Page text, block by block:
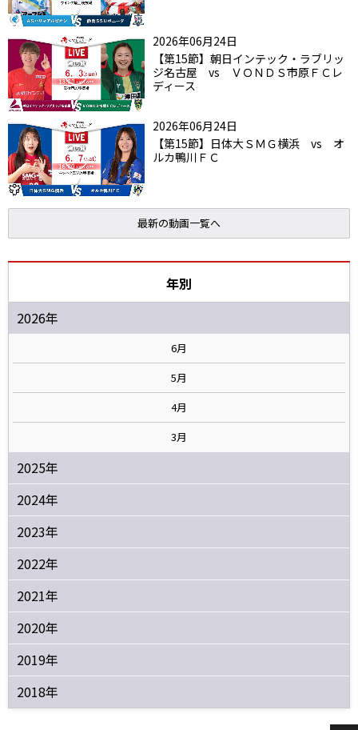
2026年06月24日
【第15節】朝日インテック・ラブリッ
ジ名古屋 vs ＶＯＮＤＳ市原ＦＣレ
ディース
2026年06月24日
【第15節】日体大ＳＭＧ横浜 vs オ
ルカ鴨川ＦＣ
最新の動画一覧へ
年別
2026年
6月
5月
4月
3月
2025年
2024年
2023年
2022年
2021年
2020年
2019年
2018年